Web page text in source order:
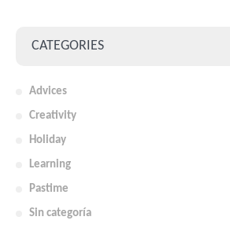
CATEGORIES
Advices
Creativity
Holiday
Learning
Pastime
Sin categoría